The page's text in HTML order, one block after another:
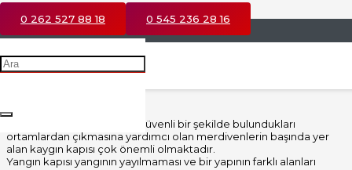
0 262 527 88 18 0 545 236 28 16
| Bioversal Nedir?
Bioversal Nedir? Hakkında bilgi almak için bizleri takip edin.
İnsanların yangın sırasında güvenli bir şekilde bulundukları
ortamlardan çıkmasına yardımcı olan merdivenlerin başında yer
alan kaygın kapısı çok önemli olmaktadır.
Yangın kapısı yangının yayılmaması ve bir yapının farklı alanları